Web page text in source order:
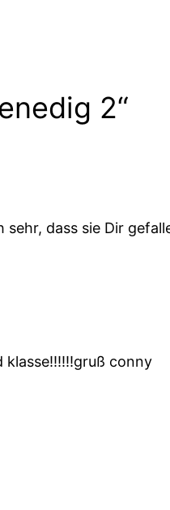
2“
dass sie Dir
klasse!!!!!!gruß conny